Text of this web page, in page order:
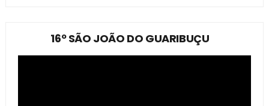
16º SÃO JOÃO DO GUARIBUÇU